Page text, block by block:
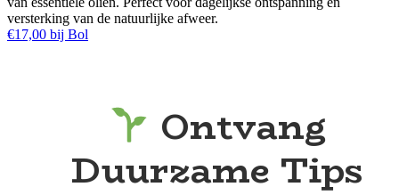
versterking van de natuurlijke afweer.
€17,00 bij Bol
Ontvang
Duurzame Tips